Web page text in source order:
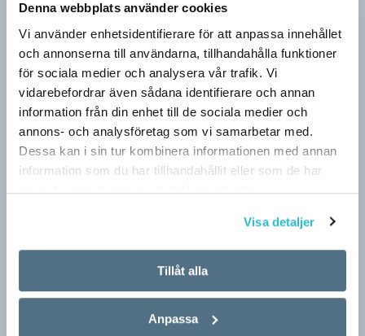
Denna webbplats använder cookies
Vi använder enhetsidentifierare för att anpassa innehållet
och annonserna till användarna, tillhandahålla funktioner
för sociala medier och analysera vår trafik. Vi
vidarebefordrar även sådana identifierare och annan
information från din enhet till de sociala medier och
annons- och analysföretag som vi samarbetar med.
Dessa kan i sin tur kombinera informationen med annan
information som du har tillhandahållit eller som de har
samlat in när du har använt deras tjänster.
Visa detaljer
Tillåt alla
Anpassa
Berättelsen är nu ett säljverktyg
LÄSVÄRT
Narrativ, ’berättelse; subjektivt färgad uppfattning’, var en av
nykomlingarna i 2026 års upplaga av Svenska Akademiens
ordlista, SAOL. Som adjektiv har narrativ, ’berättande’, funnits
med…